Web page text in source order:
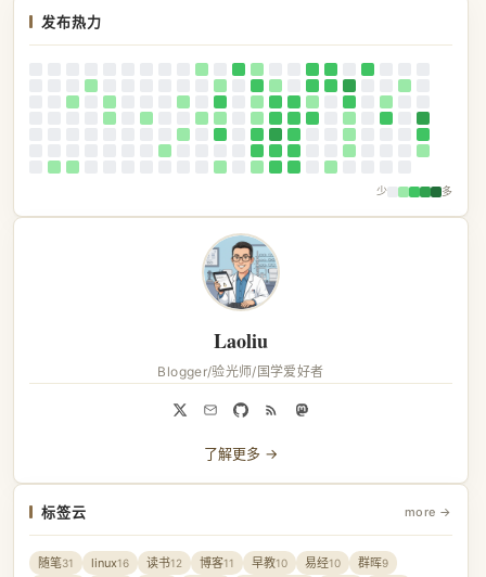
发布热力
少 多
Laoliu
Blogger/验光师/国学爱好者
了解更多 →
标签云 more →
随笔31 linux16 读书12 博客11 早教10 易经10 群晖9